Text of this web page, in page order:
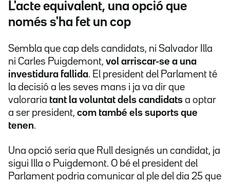
L'acte equivalent, una opció que
només s'ha fet un cop
Sembla que cap dels candidats, ni Salvador Illa
ni Carles Puigdemont, vol arriscar-se a una
investidura fallida. El president del Parlament té
la decisió a les seves mans i ja va dir que
valoraria tant la voluntat dels candidats a optar
a ser president, com també els suports que
tenen.
Una opció seria que Rull designés un candidat, ja
sigui Illa o Puigdemont. O bé el president del
Parlament podria comunicar al ple del dia 25 que